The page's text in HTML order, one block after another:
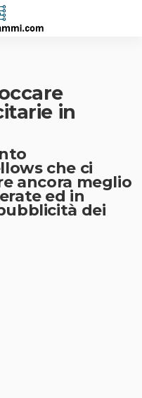
in
che ci
ancora meglio
ed in
dei